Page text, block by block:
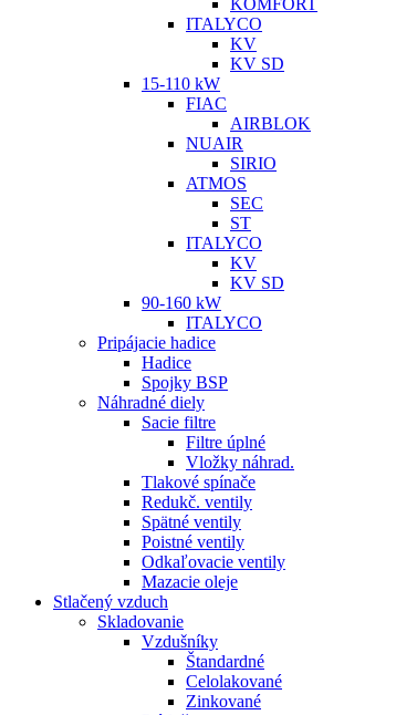
KOMFORT
ITALYCO
KV
KV SD
15-110 kW
FIAC
AIRBLOK
NUAIR
SIRIO
ATMOS
SEC
ST
ITALYCO
KV
KV SD
90-160 kW
ITALYCO
Pripájacie hadice
Hadice
Spojky BSP
Náhradné diely
Sacie filtre
Filtre úplné
Vložky náhrad.
Tlakové spínače
Redukč. ventily
Spätné ventily
Poistné ventily
Odkaľovacie ventily
Mazacie oleje
Stlačený vzduch
Skladovanie
Vzdušníky
Štandardné
Celolakované
Zinkované